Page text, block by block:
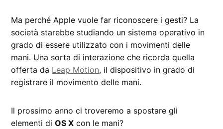
Ma perché Apple vuole far riconoscere i gesti? La
società starebbe studiando un sistema operativo in
grado di essere utilizzato con i movimenti delle
mani. Una sorta di interazione che ricorda quella
offerta da Leap Motion, il dispositivo in grado di
registrare il movimento delle mani.
Il prossimo anno ci troveremo a spostare gli
elementi diOS X con le mani?